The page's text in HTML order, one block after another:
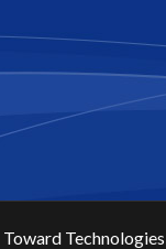
Toward